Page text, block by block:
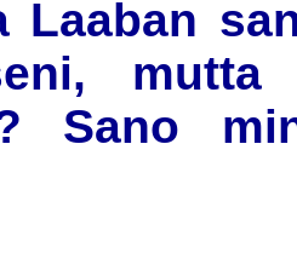
Laaban
Sano